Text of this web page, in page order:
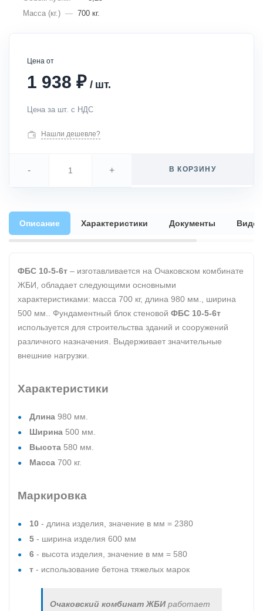
Масса (кг.) — 700 кг.
Цена от
1 938 ₽ / шт.
Цена за шт. с НДС
Нашли дешевле?
- + В КОРЗИНУ
Описание Характеристики Документы Видео
ФБС 10-5-6т – изготавливается на Очаковском комбинате
ЖБИ, обладает следующими основными
характеристиками: масса 700 кг, длина 980 мм., ширина
500 мм.. Фундаментный блок стеновой ФБС 10-5-6т
используется для строительства зданий и сооружений
различного назначения. Выдерживает значительные
внешние нагрузки.
Характеристики
Длина 980 мм.
Ширина 500 мм.
Высота 580 мм.
Масса 700 кг.
Маркировка
10 - длина изделия, значение в мм = 2380
5 - ширина изделия 600 мм
6 - высота изделия, значение в мм = 580
т - использование бетона тяжелых марок
Очаковский комбинат ЖБИработает